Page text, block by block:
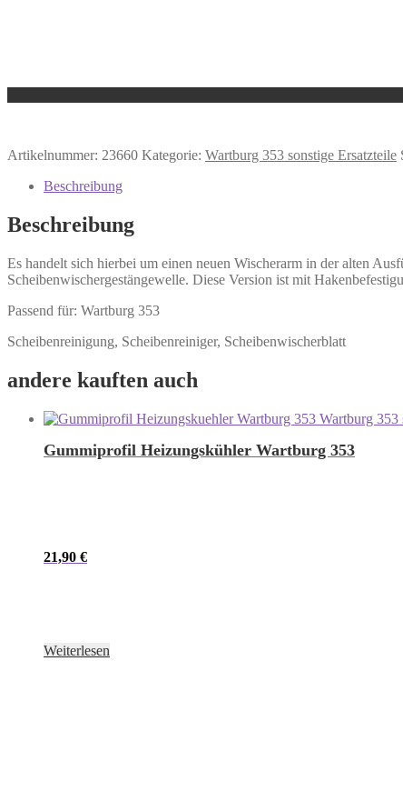
Artikelnummer: 23660 Kategorie: Wartburg 353 sonstige Ersatzteile
Beschreibung
Beschreibung
Es handelt sich hierbei um einen neuen Wischerarm in der alten
Scheibenwischergestängewelle. Diese Version ist mit
Passend für: Wartburg 353
Scheibenreinigung, Scheibenreiniger, Scheibenwischerblatt
andere kauften auch
Gummiprofil Heizungskühler Wartburg 353
21,90 €
Weiterlesen